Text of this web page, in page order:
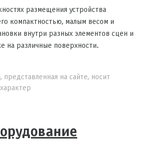
размещения устройства
компактностью, малым весом и
внутри разных элементов сцен и
на различные поверхности.
на сайте, носит